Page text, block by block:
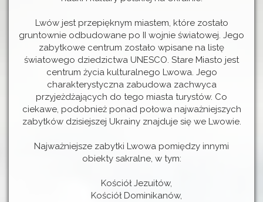
Lwów jest przepięknym miastem, które zostało
gruntownie odbudowane po II wojnie światowej. Jego
zabytkowe centrum zostało wpisane na listę
światowego dziedzictwa UNESCO. Stare Miasto jest
centrum życia kulturalnego Lwowa. Jego
charakterystyczna zabudowa zachwyca
przyjeżdżających do tego miasta turystów. Co
ciekawe, podobnież ponad połowa najważniejszych
zabytków dzisiejszej Ukrainy znajduje się we Lwowie.
Najważniejsze zabytki Lwowa pomiędzy innymi
obiekty sakralne, w tym:
Kościół Jezuitów,
Kościół Dominikanów,